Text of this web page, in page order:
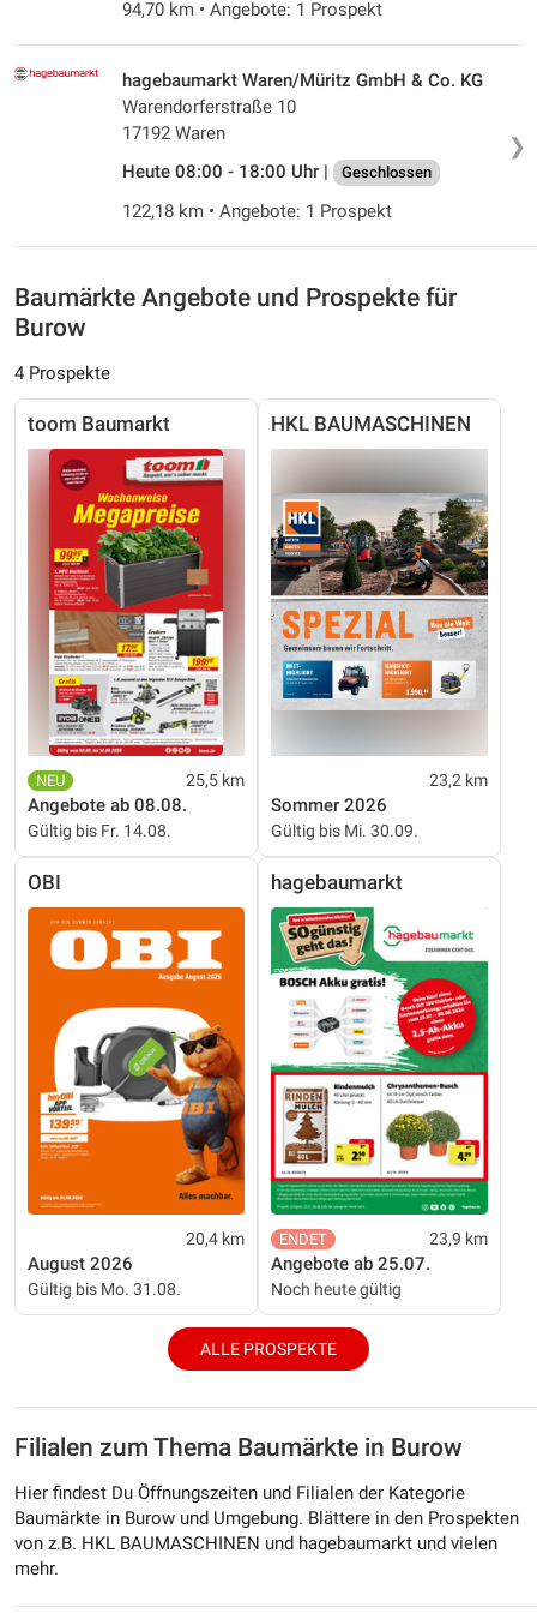
94,70 km • Angebote: 1 Prospekt
❯
hagebaumarkt Waren/Müritz GmbH & Co. KG
Warendorferstraße 10
17192 Waren
Heute 08:00 - 18:00 Uhr |
Geschlossen
122,18 km • Angebote: 1 Prospekt
Baumärkte Angebote und Prospekte für
Burow
4 Prospekte
toom Baumarkt
25,5 km
Angebote ab 08.08.
Gültig bis Fr. 14.08.
HKL BAUMASCHINEN
23,2 km
Sommer 2026
Gültig bis Mi. 30.09.
OBI
20,4 km
August 2026
Gültig bis Mo. 31.08.
hagebaumarkt
23,9 km
Angebote ab 25.07.
Noch heute gültig
ALLE PROSPEKTE
Filialen zum Thema Baumärkte in Burow
Hier findest Du Öffnungszeiten und Filialen der Kategorie
Baumärkte in Burow und Umgebung. Blättere in den Prospekten
von z.B. HKL BAUMASCHINEN und hagebaumarkt und vielen
mehr.